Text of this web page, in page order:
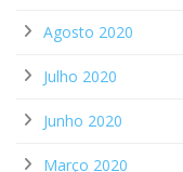
Agosto 2020
Julho 2020
Junho 2020
Março 2020